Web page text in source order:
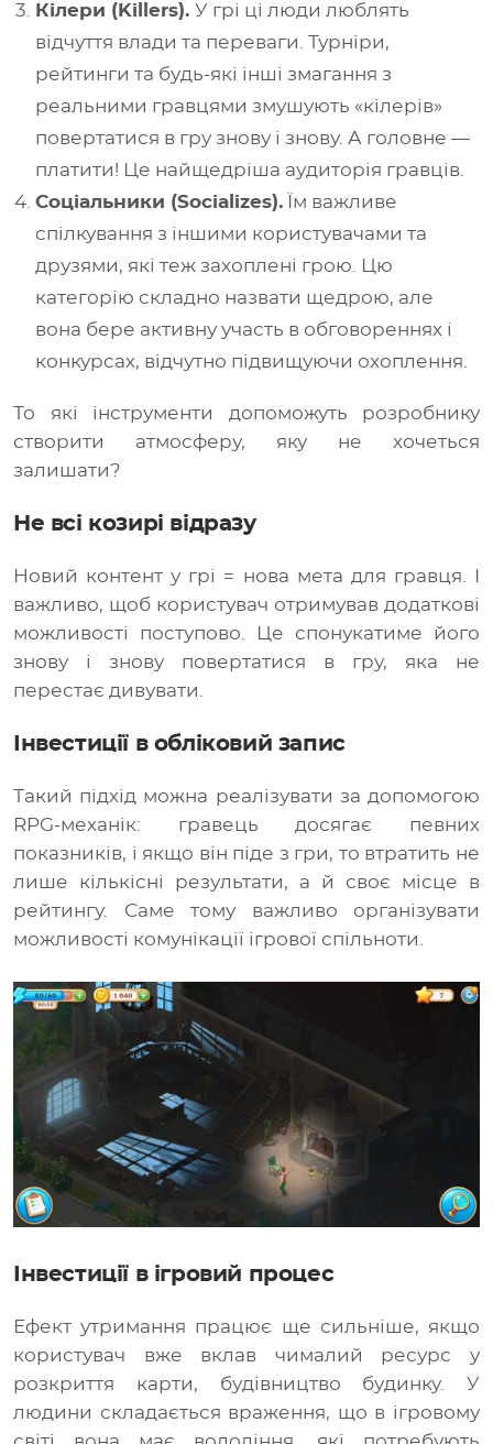
Кілери (Killers). У грі ці люди люблять
відчуття влади та переваги. Турніри,
рейтинги та будь-які інші змагання з
реальними гравцями змушують «кілерів»
повертатися в гру знову і знову. А головне —
платити! Це найщедріша аудиторія гравців.
Соціальники (Socializes). Їм важливе
спілкування з іншими користувачами та
друзями, які теж захоплені грою. Цю
категорію складно назвати щедрою, але
вона бере активну участь в обговореннях і
конкурсах, відчутно підвищуючи охоплення.
То які інструменти допоможуть розробнику
створити атмосферу, яку не хочеться
залишати?
Не всі козирі відразу
Новий контент у грі = нова мета для гравця. І
важливо, щоб користувач отримував додаткові
можливості поступово. Це спонукатиме його
знову і знову повертатися в гру, яка не
перестає дивувати.
Інвестиції в обліковий запис
Такий підхід можна реалізувати за допомогою
RPG-механік: гравець досягає певних
показників, і якщо він піде з гри, то втратить не
лише кількісні результати, а й своє місце в
рейтингу. Саме тому важливо організувати
можливості комунікації ігрової спільноти.
Інвестиції в ігровий процес
Ефект утримання працює ще сильніше, якщо
користувач вже вклав чималий ресурс у
розкриття карти, будівництво будинку. У
людини складається враження, що в ігровому